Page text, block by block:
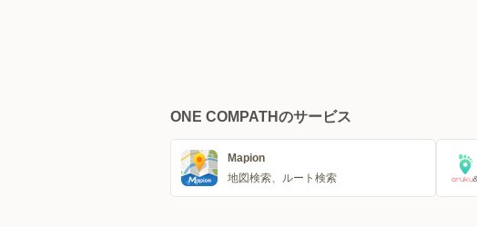
ONE COMPATHのサービス
Mapion
地図検索、ルート検索